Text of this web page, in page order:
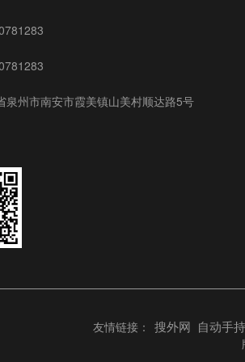
泉州市南安市霞美镇山美村顺达路5号
友情链接： 搜外网 自动手